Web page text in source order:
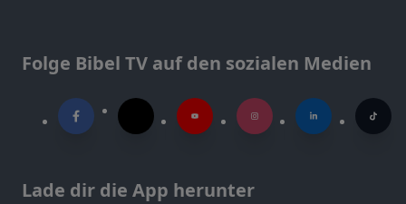
Folge Bibel TV auf den sozialen Medien
Lade dir die App herunter